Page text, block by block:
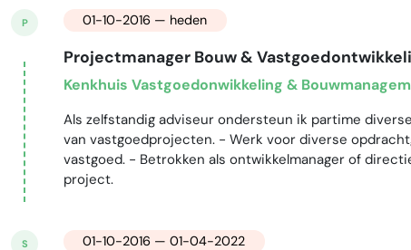
P 01-10-2016 — heden
Projectmanager Bouw &
Kenkhuis Vastgoedonwikkeling &
Als zelfstandig adviseur ondersteun ik partime
van vastgoedprojecten. - Werk voor diverse
vastgoed. - Betrokken als ontwikkelmanager of
project.
S 01-10-2016 — 01-04-2022